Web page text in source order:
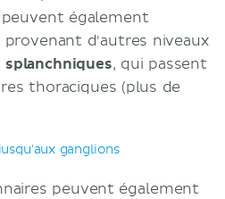
également
provenant d'autres niveaux
splanchniques, qui passent
thoraciques (plus de
ganglions
peuvent également